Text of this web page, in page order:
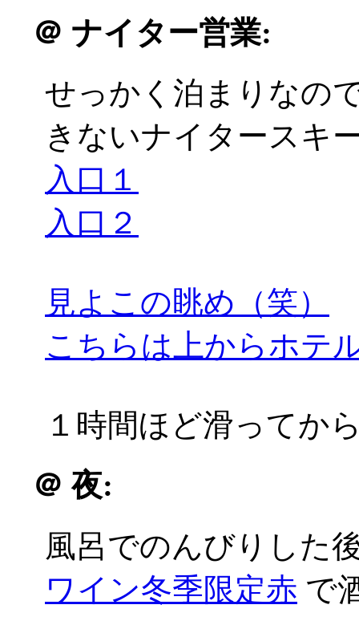
＠ ナイター営業:
せっかく泊まりなの
きないナイタースキ
入口１
入口２
見よこの眺め（笑）
こちらは上からホテ
１時間ほど滑ってか
＠ 夜:
風呂でのんびりした
ワイン冬季限定赤 で